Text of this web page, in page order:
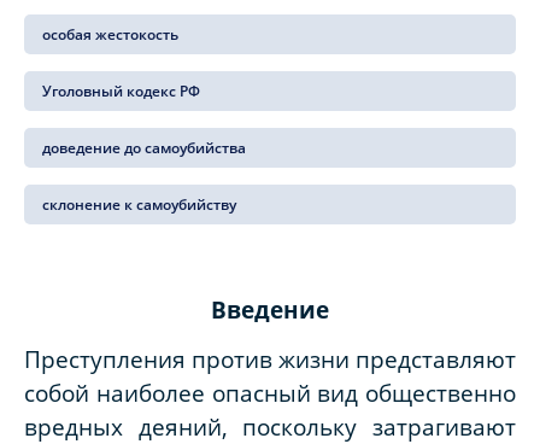
особая жестокость
Уголовный кодекс РФ
доведение до самоубийства
склонение к самоубийству
Введение
Преступления против жизни представляют
собой наиболее опасный вид общественно
вредных деяний, поскольку затрагивают